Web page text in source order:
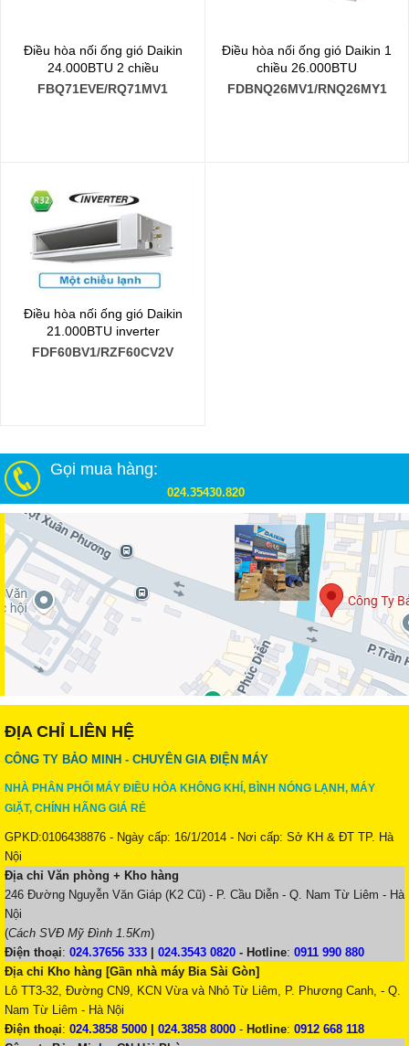
Điều hòa nối ống gió Daikin
24.000BTU 2 chiều
FBQ71EVE/RQ71MV1
Điều hòa nối ống gió Daikin 1
chiều 26.000BTU
FDBNQ26MV1/RNQ26MY1
Điều hòa nối ống gió Daikin
21.000BTU inverter
FDF60BV1/RZF60CV2V
Gọi mua hàng:
024.35430.820
ĐỊA CHỈ LIÊN HỆ
CÔNG TY BẢO MINH - CHUYÊN GIA ĐIỆN MÁY
NHÀ PHÂN PHỐI MÁY ĐIỀU HÒA KHÔNG KHÍ, BÌNH NÓNG LẠNH, MÁY
GIẶT, CHÍNH HÃNG GIÁ RẺ
GPKD:0106438876 - Ngày cấp: 16/1/2014 - Nơi cấp: Sở KH & ĐT TP. Hà
Nội
Địa chỉ Văn phòng + Kho hàng
246 Đường Nguyễn Văn Giáp (K2 Cũ) - P. Cầu Diễn - Q. Nam Từ Liêm - Hà
Nội
(Cách SVĐ Mỹ Đình 1.5Km)
Điện thoại: 024.37656 333 024.3543 0820 - Hotline: 0911 990 880
Địa chỉ Kho hàng [Gần nhà máy Bia Sài Gòn]
Lô TT3-32, Đường CN9, KCN Vừa và Nhỏ Từ Liêm, P. Phương Canh, - Q.
Nam Từ Liêm - Hà Nội
Điện thoại: 024.3858 5000 024.3858 8000 - Hotline: 0912 668 118